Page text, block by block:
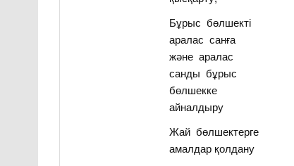
Бұрыс бөлшекті
аралас санға
және аралас
санды бұрыс
бөлшекке
айналдыру
Жай бөлшектерге
амалдар қолдану